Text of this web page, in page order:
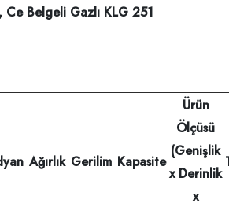
Belgeli Gazlı KLG 251
Ağırlık Gerilim Kapasite
Ürün
Ölçüsü
(Genişlik
x Derinlik
x